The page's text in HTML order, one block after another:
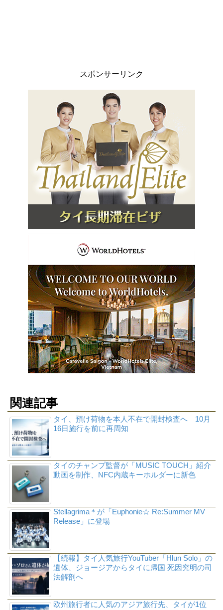
スポンサーリンク
関連記事
タイ、預け荷物を本人不在で開封検査へ 10月
16日施行を前に再周知
タイのチャンプ監督が「MUSIC TOUCH」紹介
動画を制作、NFC内蔵キーホルダーに新色
Stellagrima＊が「Euphonie☆ Re:Summer MV
Release」に登場
【続報】タイ人気旅行YouTuber「Hlun Solo」の
遺体、ジョージアからタイに帰国 死因究明の司
法解剖へ
欧州旅行者に人気のアジア旅行先、タイが1位